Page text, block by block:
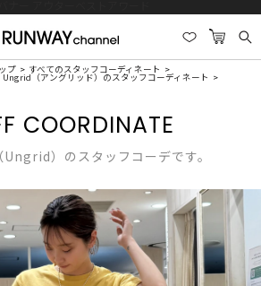
プ すべてのスタッフコーディネート
Ungrid（アングリッド）のスタッフコーディネート
COORDINATE
）のスタッフコーデです。